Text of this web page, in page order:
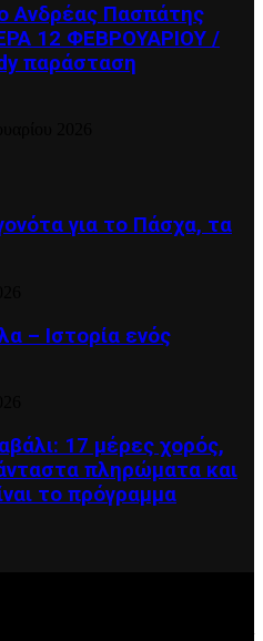
Ανδρέας Πασπάτης
12 ΦΕΒΡΟΥΑΡΙΟΥ /
παράσταση
για το Πάσχα, τα
– Ιστορία ενός
17 μέρες χορός,
πληρώματα και
το πρόγραμμα